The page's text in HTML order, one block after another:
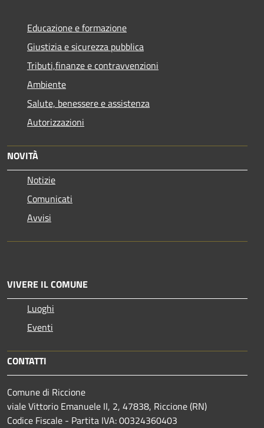
Educazione e formazione
Giustizia e sicurezza pubblica
Tributi,finanze e contravvenzioni
Ambiente
Salute, benessere e assistenza
Autorizzazioni
NOVITÀ
Notizie
Comunicati
Avvisi
VIVERE IL COMUNE
Luoghi
Eventi
CONTATTI
Comune di Riccione
viale Vittorio Emanuele II, 2, 47838, Riccione (RN)
Codice Fiscale - Partita IVA: 00324360403